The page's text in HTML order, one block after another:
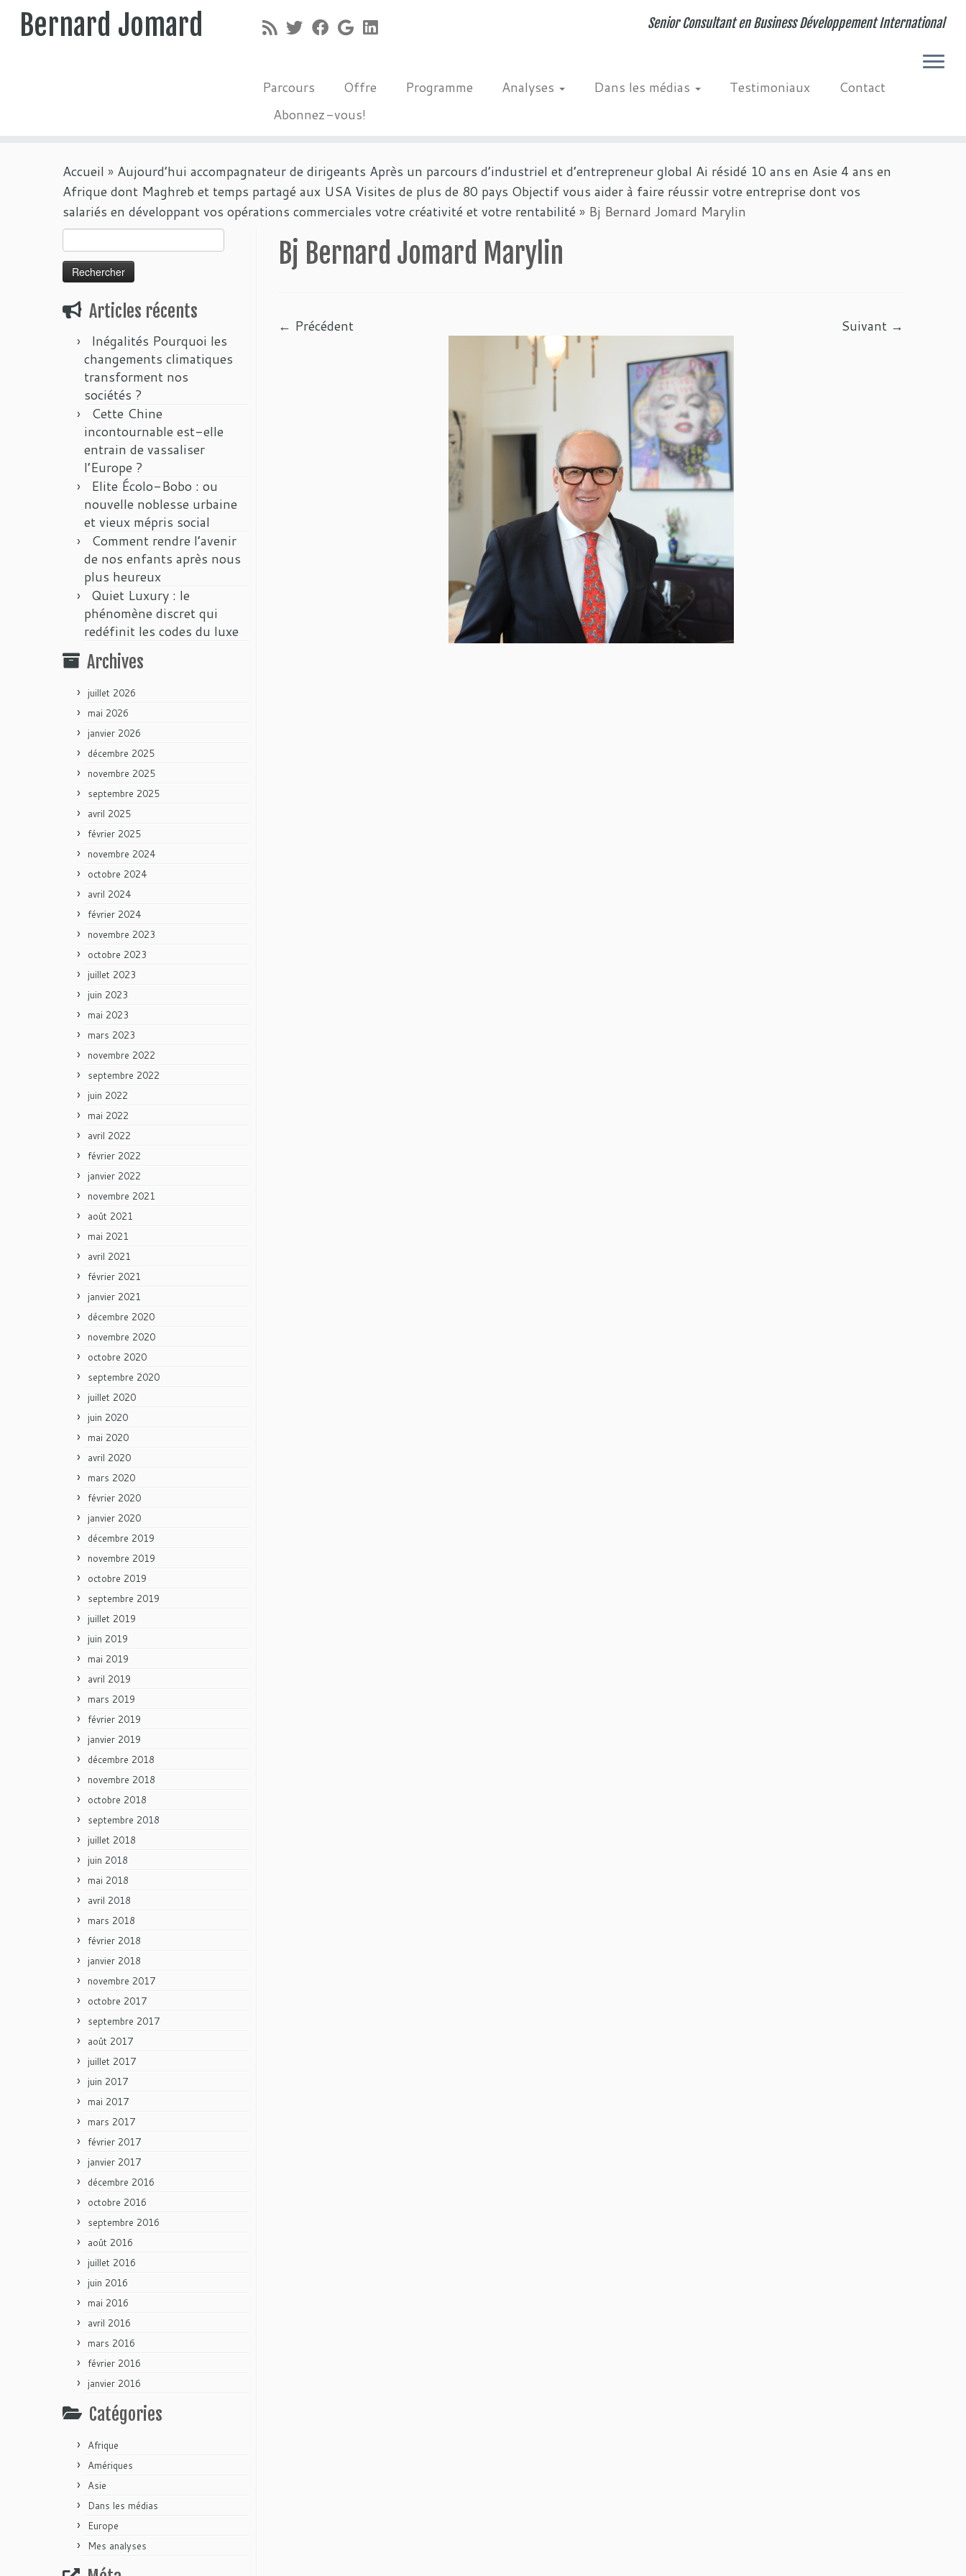
Bernard Jomard Senior Consultant en Business Développement International
Parcours Offre Programme Analyses Dans les médias Testimoniaux
Contact
Abonnez-vous!
Accueil » Aujourd’hui accompagnateur de dirigeants Après un parcours d’industriel et d’entrepreneur global Ai résidé 10 ans en Asie 4 ans en
Afrique dont Maghreb et temps partagé aux USA Visites de plus de 80 pays Objectif vous aider à faire réussir votre entreprise dont vos
salariés en développant vos opérations commerciales votre créativité et votre rentabilité » Bj Bernard Jomard Marylin
Articles récents
Inégalités Pourquoi les
changements climatiques
transforment nos
sociétés ?
Cette Chine
incontournable est-elle
entrain de vassaliser
l’Europe ?
Elite Écolo-Bobo : ou
nouvelle noblesse urbaine
et vieux mépris social
Comment rendre l’avenir
de nos enfants après nous
plus heureux
Quiet Luxury : le
phénomène discret qui
redéfinit les codes du luxe
Archives
juillet 2026
mai 2026
janvier 2026
décembre 2025
novembre 2025
septembre 2025
avril 2025
février 2025
novembre 2024
octobre 2024
avril 2024
février 2024
novembre 2023
octobre 2023
juillet 2023
juin 2023
mai 2023
mars 2023
novembre 2022
septembre 2022
juin 2022
mai 2022
avril 2022
février 2022
janvier 2022
novembre 2021
août 2021
mai 2021
avril 2021
février 2021
janvier 2021
décembre 2020
novembre 2020
octobre 2020
septembre 2020
juillet 2020
juin 2020
mai 2020
avril 2020
mars 2020
février 2020
janvier 2020
décembre 2019
novembre 2019
octobre 2019
septembre 2019
juillet 2019
juin 2019
mai 2019
avril 2019
mars 2019
février 2019
janvier 2019
décembre 2018
novembre 2018
octobre 2018
septembre 2018
juillet 2018
juin 2018
mai 2018
avril 2018
mars 2018
février 2018
janvier 2018
novembre 2017
octobre 2017
septembre 2017
août 2017
juillet 2017
juin 2017
mai 2017
mars 2017
février 2017
janvier 2017
décembre 2016
octobre 2016
septembre 2016
août 2016
juillet 2016
juin 2016
mai 2016
avril 2016
mars 2016
février 2016
janvier 2016
Catégories
Afrique
Amériques
Asie
Dans les médias
Europe
Mes analyses
Bj Bernard Jomard Marylin
← Précédent Suivant →